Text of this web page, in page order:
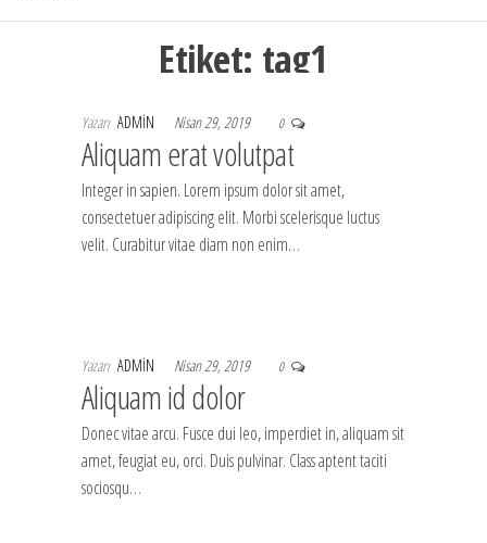
Etiket: tag1
Yazarı ADMIN Nisan 29, 2019 0
Aliquam erat volutpat
Integer in sapien. Lorem ipsum dolor sit amet,
consectetuer adipiscing elit. Morbi scelerisque luctus
velit. Curabitur vitae diam non enim…
Yazarı ADMIN Nisan 29, 2019 0
Aliquam id dolor
Donec vitae arcu. Fusce dui leo, imperdiet in, aliquam sit
amet, feugiat eu, orci. Duis pulvinar. Class aptent taciti
sociosqu…